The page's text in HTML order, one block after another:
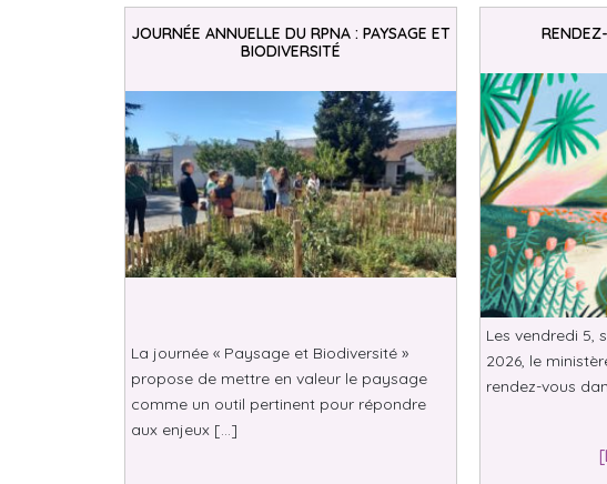
JOURNÉE ANNUELLE DU RPNA : PAYSAGE ET
BIODIVERSITÉ
La journée « Paysage et Biodiversité »
propose de mettre en valeur le paysage
comme un outil pertinent pour répondre
aux enjeux […]
Les vendredi 5,
2026, le
rendez-vous